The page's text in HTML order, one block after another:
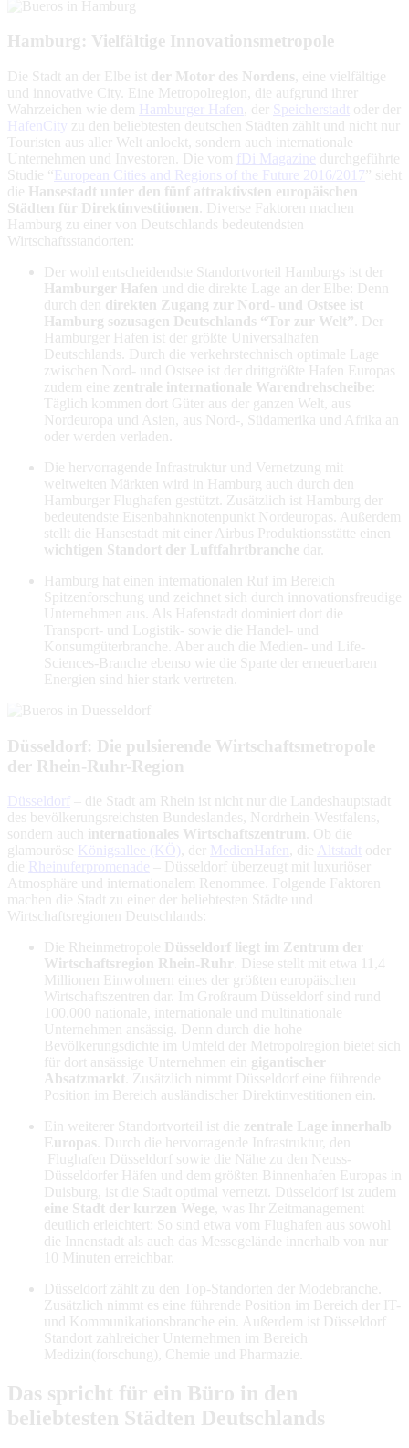
Hamburg: Vielfältige Innovationsmetropole
Die Stadt an der Elbe ist der Motor des Nordens , eine vielfältige
und innovative City. Eine Metropolregion, die aufgrund ihrer
Wahrzeichen wie dem Hamburger Hafen , der Speicherstadt oder der
HafenCity zu den beliebtesten deutschen Städten zählt und nicht nur
Touristen aus aller Welt anlockt, sondern auch internationale
Unternehmen und Investoren. Die vom fDi Magazine durchgeführte
Studie “ European Cities and Regions of the Future 2016/2017” sieht
die Hansestadt unter den fünf attraktivsten europäischen
Städten für Direktinvestitionen . Diverse Faktoren machen
Hamburg zu einer von Deutschlands bedeutendsten
Wirtschaftsstandorten:
Der wohl entscheidendste Standortvorteil Hamburgs ist der
Hamburger Hafen und die direkte Lage an der Elbe: Denn
durch den direkten Zugang zur Nord- und Ostsee ist
Hamburg sozusagen Deutschlands “Tor zur Welt” . Der
Hamburger Hafen ist der größte Universalhafen
Deutschlands. Durch die verkehrstechnisch optimale Lage
zwischen Nord- und Ostsee ist der drittgrößte Hafen Europas
zudem eine zentrale internationale Warendrehscheibe
Täglich kommen dort Güter aus der ganzen Welt, aus
Nordeuropa und Asien, aus Nord-, Südamerika und Afrika an
oder werden verladen.
Die hervorragende Infrastruktur und Vernetzung mit
weltweiten Märkten wird in Hamburg auch durch den
Hamburger Flughafen gestützt. Zusätzlich ist Hamburg der
bedeutendste Eisenbahnknotenpunkt Nordeuropas. Außerdem
stellt die Hansestadt mit einer Airbus Produktionsstätte einen
wichtigen Standort der Luftfahrtbranche dar.
Hamburg hat einen internationalen Ruf im Bereich
Spitzenforschung und zeichnet sich durch innovationsfreudige
Unternehmen aus. Als Hafenstadt dominiert dort die
Transport- und Logistik- sowie die Handel- und
Konsumgüterbranche. Aber auch die Medien- und Life-
Sciences-Branche ebenso wie die Sparte der erneuerbaren
Energien sind hier stark vertreten.
Düsseldorf: Die pulsierende Wirtschaftsmetropole
der Rhein-Ruhr-Region
Düsseldorf
– die Stadt am Rhein ist nicht nur die Landeshauptstadt
des bevölkerungsreichsten Bundeslandes, Nordrhein-Westfalens,
sondern auch internationales Wirtschaftszentrum . Ob die
glamouröse Königsallee (KÖ), der MedienHafen, die Altstadt oder
die Rheinuferpromenade – Düsseldorf überzeugt mit luxuriöser
Atmosphäre und internationalem Renommee. Folgende Faktoren
machen die Stadt zu einer der beliebtesten Städte und
Wirtschaftsregionen Deutschlands:
Die Rheinmetropole Düsseldorf liegt im Zentrum der
Wirtschaftsregion Rhein-Ruhr
. Diese stellt mit etwa 11,4
Millionen Einwohnern eines der größten europäischen
Wirtschaftszentren dar. Im Großraum Düsseldorf sind rund
100.000 nationale, internationale und multinationale
Unternehmen ansässig. Denn durch die hohe
Bevölkerungsdichte im Umfeld der Metropolregion bietet sich
für dort ansässige Unternehmen ein gigantischer
Absatzmarkt . Zusätzlich nimmt Düsseldorf eine führende
Position im Bereich ausländischer Direktinvestitionen ein.
Ein weiterer Standortvorteil ist die zentrale Lage innerhalb
Europas . Durch die hervorragende Infrastruktur, den
Flughafen Düsseldorf sowie die Nähe zu den Neuss-
Düsseldorfer Häfen und dem größten Binnenhafen Europas in
Duisburg, ist die Stadt optimal vernetzt. Düsseldorf ist zudem
eine Stadt der kurzen Wege, was Ihr Zeitmanagement
deutlich erleichtert: So sind etwa vom Flughafen aus sowohl
die Innenstadt als auch das Messegelände innerhalb von nur
10 Minuten erreichbar.
Düsseldorf zählt zu den Top-Standorten der Modebranche.
Zusätzlich nimmt es eine führende Position im Bereich der IT-
und Kommunikationsbranche ein. Außerdem ist Düsseldorf
Standort zahlreicher Unternehmen im Bereich
Medizin(forschung), Chemie und Pharmazie.
Das spricht für ein Büro in den
beliebtesten Städten Deutschlands